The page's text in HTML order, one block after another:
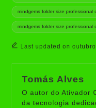
mindgems folder size professional
mindgems folder size professional
Last updated on
Tomás Alves
O autor do Ativador
da tecnologia